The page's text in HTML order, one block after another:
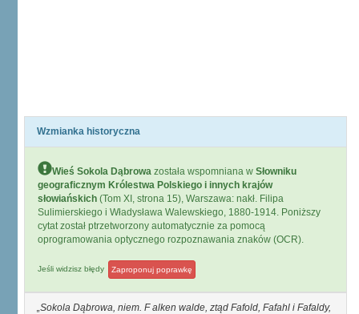
Wzmianka historyczna
Wieś Sokola Dąbrowa została wspomniana w Słowniku
geograficznym Królestwa Polskiego i innych krajów
słowiańskich (Tom XI, strona 15), Warszawa: nakł. Filipa
Sulimierskiego i Władysława Walewskiego, 1880-1914. Poniższy
cytat został ptrzetworzony automatycznie za pomocą
oprogramowania optycznego rozpoznawania znaków (OCR).
Jeśli widzisz błędy Zaproponuj poprawkę
Sokola Dąbrowa, niem. F alken walde, ztąd Fafold, Fafahl i Fafaldy,